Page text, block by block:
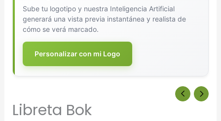
Sube tu logotipo y nuestra Inteligencia Artificial
generará una vista previa instantánea y realista de
cómo se verá marcado.
Personalizar con mi Logo
Arrastra y suelta tu logotipo aquí
o haz clic para explorar tus archivos
Formatos: PNG, JPG, SVG (Max. 5MB). Se recomienda fondo
Selecciona el estilo de marcado:
Libreta Bok